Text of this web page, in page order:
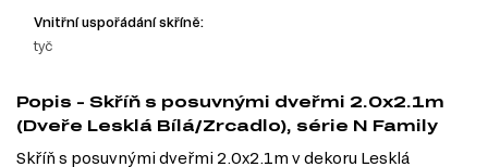
Vnitřní uspořádání skříně:
tyč
Popis - Skříň s posuvnými dveřmi 2.0x2.1m
(Dveře Lesklá Bílá/Zrcadlo), série N Family
Skříň s posuvnými dveřmi 2.0x2.1m v dekoru Lesklá